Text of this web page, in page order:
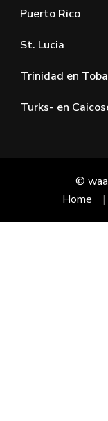
Puerto Rico
St. Lucia
Trinidad en
Turks- en
©
Home